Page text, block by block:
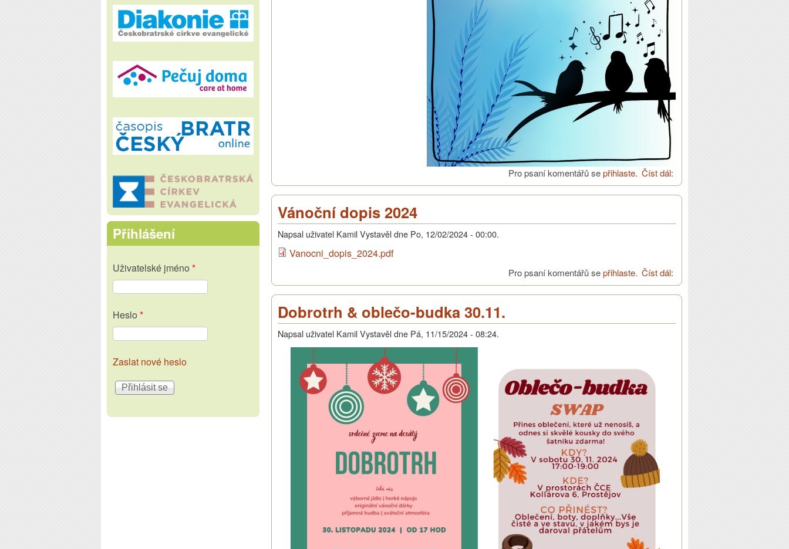
Číst dál:
Pro psaní komentářů sepřihlaste.
Vánoční dopis 2024
Napsal uživatel Kamil Vystavěldne Po, 12/02/2024 - 00:00.
Vanocni_dopis_2024.pdf
Číst dál:
Pro psaní komentářů sepřihlaste.
Dobrotrh & oblečo-budka 30.11.
Napsal uživatel Kamil Vystavěldne Pá, 11/15/2024 - 08:24.
Přihlášení
Uživatelské jméno *
Heslo *
Zaslat nové heslo